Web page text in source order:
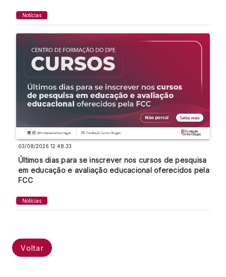
Notícias
03/08/2026 12:48:33
Últimos dias para se inscrever nos cursos de pesquisa
em educação e avaliação educacional oferecidos pela
FCC
Notícias
Voltar